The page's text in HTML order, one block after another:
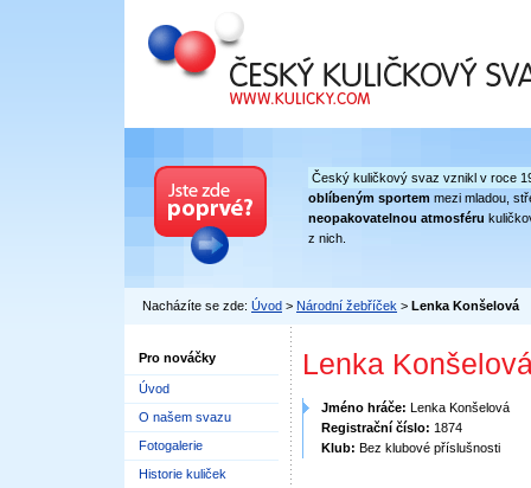
Český kuličkový svaz
Český kuličkový svaz vznikl v roce
oblíbeným sportem mezi mladou,
neopakovatelnou atmosféru
z nich.
Nacházíte se zde: Úvod > Národní žebříček > Lenka Konšelová
Pro nováčky
Úvod
O našem svazu
Fotogalerie
Historie kuliček
Lenka
Jméno hráče: Lenka Konšelová
Registrační číslo: 1874
Klub: Bez klubové příslušnosti